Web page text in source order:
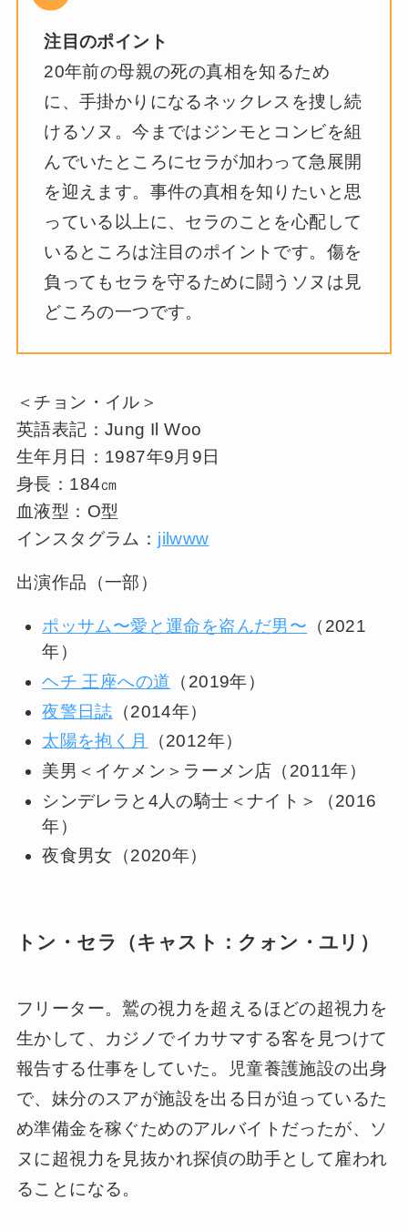
注目のポイント
20年前の母親の死の真相を知るため
に、手掛かりになるネックレスを捜し続
けるソヌ。今まではジンモとコンビを組
んでいたところにセラが加わって急展開
を迎えます。事件の真相を知りたいと思
っている以上に、セラのことを心配して
いるところは注目のポイントです。傷を
負ってもセラを守るために闘うソヌは見
どころの一つです。
＜チョン・イル＞
英語表記：Jung Il Woo
生年月日：1987年9月9日
身長：184㎝
血液型：O型
インスタグラム： jilwww
出演作品（一部）
ポッサム〜愛と運命を盗んだ男〜 （2021
年）
ヘチ 王座への道 （2019年）
夜警日誌 （2014年）
太陽を抱く月
（2012年）
美男＜イケメン＞ラーメン店（2011年）
シンデレラと4人の騎士＜ナイト＞（2016
年）
夜食男女（2020年）
トン・セラ（キャスト：クォン・ユリ）
フリーター。鷲の視力を超えるほどの超視力を
生かして、カジノでイカサマする客を見つけて
報告する仕事をしていた。児童養護施設の出身
で、妹分のスアが施設を出る日が迫っているた
め準備金を稼ぐためのアルバイトだったが、ソ
ヌに超視力を見抜かれ探偵の助手として雇われ
ることになる。